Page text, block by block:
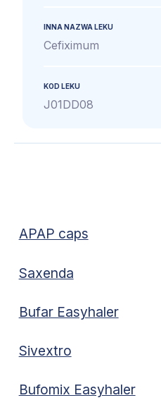
INNA NAZWA LEKU
Cefiximum
KOD LEKU
J01DD08
APAP caps
Saxenda
Bufar Easyhaler
Sivextro
Bufomix Easyhaler